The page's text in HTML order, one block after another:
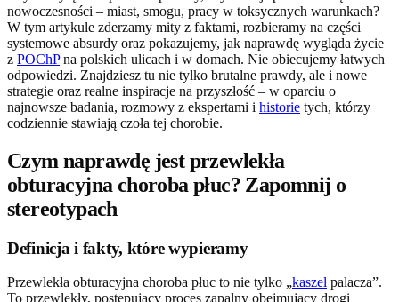
nowoczesności – miast, smogu, pracy w toksycznych warunkach?
W tym artykule zderzamy mity z faktami, rozbieramy na części
systemowe absurdy oraz pokazujemy, jak naprawdę wygląda życie
z POChPna polskich ulicach i w domach. Nie obiecujemy łatwych
odpowiedzi. Znajdziesz tu nie tylko brutalne prawdy, ale i nowe
strategie oraz realne inspiracje na przyszłość – w oparciu o
najnowsze badania, rozmowy z ekspertami i historie tych, którzy
codziennie stawiają czoła tej chorobie.
Czym naprawdę jest przewlekła
obturacyjna choroba płuc? Zapomnij o
stereotypach
Definicja i fakty, które wypieramy
Przewlekła obturacyjna choroba płuc to nie tylko „kaszel palacza”.
To przewlekły, postępujący proces zapalny obejmujący drogi